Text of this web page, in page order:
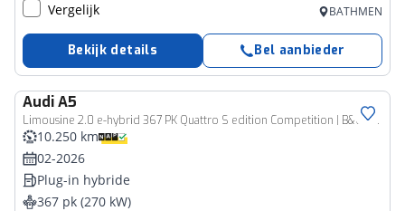
Vergelijk BATHMEN
Bekijk details Bel aanbieder
AudiA5
Limousine 2.0 e-hybrid 367 PK Quattro S edition Competition | B&O | 20" | S-Line |
10.250 km
02-2026
Plug-in hybride
367 pk (270 kW)